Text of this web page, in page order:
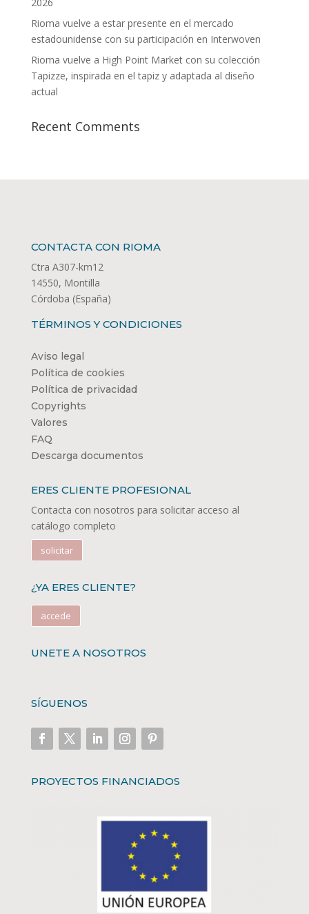
Rioma vuelve a estar presente en el mercado
estadounidense con su participación en Interwoven
Rioma vuelve a High Point Market con su colección
Tapizze, inspirada en el tapiz y adaptada al diseño
actual
Recent Comments
CONTACTA CON RIOMA
Ctra A307-km12
14550, Montilla
Córdoba (España)
TÉRMINOS Y CONDICIONES
Aviso legal
Política de cookies
Política de privacidad
Copyrights
Valores
FAQ
Descarga documentos
ERES CLIENTE PROFESIONAL
Contacta con nosotros para solicitar acceso al
catálogo completo
solicitar
¿YA ERES CLIENTE?
accede
UNETE A NOSOTROS
SÍGUENOS
PROYECTOS FINANCIADOS